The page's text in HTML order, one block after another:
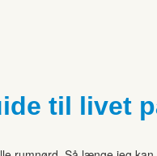
til livet